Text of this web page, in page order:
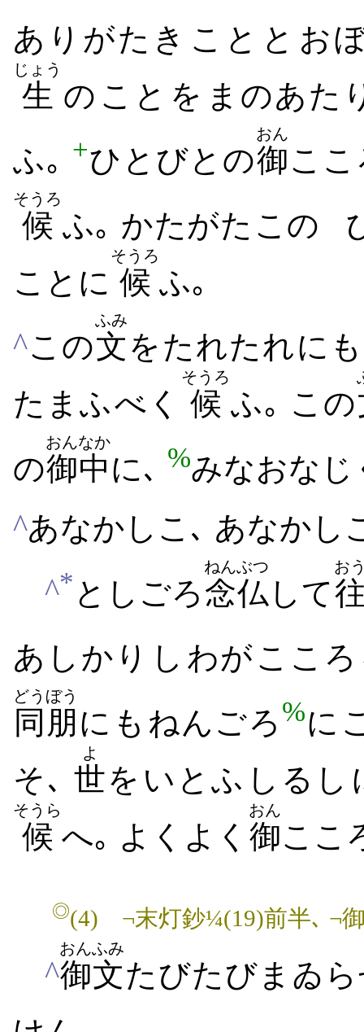
ありがたき​こと​と​お
生
じょう
の​こと​を​まのあた
ふ｡ +ひとびとの御
おん
こ
候
そうろ
ふ｡ かたがた​この
こと​に 候
そうろ
ふ｡
^この文
ふみ
を​たれたれ​に
たまふ​べく
候
そうろ
ふ｡ この
の御中
おんなか
に､ %みな​おなじ
^あなかしこ､ あなかし
^* としごろ念仏
ねんぶつ
して
お
あしかり​し​わが​ここ
同朋
どうぼう
にも​ねんごろ %に​
そ､ 世
よ
を​いとふ​しるし​
候
そうら
へ｡ よくよく 御
おん
ここ
◎(4) ¬末灯鈔¼(19)前半､ ¬
^御文
おんふみ
たびたび​まゐ